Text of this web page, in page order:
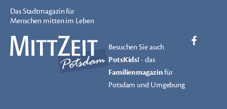
Das Stadtmagazin für
Menschen mitten im Leben
Besuchen Sie auch
PotsKids!- das
Familienmagazinfür
Potsdam und Umgebung